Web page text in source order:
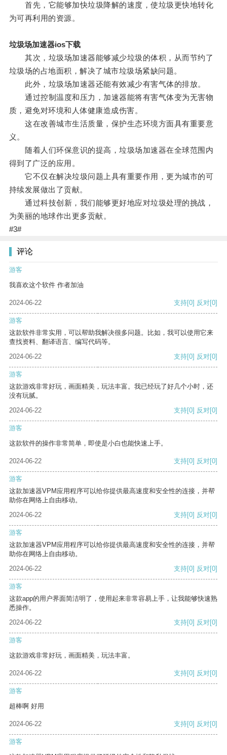
首先，它能够加快垃圾降解的速度，使垃圾更快地转化
为可再利用的资源。
垃圾场加速器ios下载
其次，垃圾场加速器能够减少垃圾的体积，从而节约了
垃圾场的占地面积，解决了城市垃圾场紧缺问题。
此外，垃圾场加速器还能有效减少有害气体的排放。
通过控制温度和压力，加速器能将有害气体变为无害物
质，避免对环境和人体健康造成伤害。
这在改善城市生活质量，保护生态环境方面具有重要意
义。
随着人们环保意识的提高，垃圾场加速器在全球范围内
得到了广泛的应用。
它不仅在解决垃圾问题上具有重要作用，更为城市的可
持续发展做出了贡献。
通过科技创新，我们能够更好地应对垃圾处理的挑战，
为美丽的地球作出更多贡献。
#3#
评论
游客
我喜欢这个软件 作者加油
2024-06-22 支持[0] 反对[0]
游客
这款软件非常实用，可以帮助我解决很多问题。比如，我可以使用它来
查找资料、翻译语言、编写代码等。
2024-06-22
支持[0] 反对[0]
游客
这款游戏非常好玩，画面精美，玩法丰富。我已经玩了好几个小时，还
没有玩腻。
2024-06-22
支持[0] 反对[0]
游客
这款软件的操作非常简单，即使是小白也能快速上手。
2024-06-22 支持[0] 反对[0]
游客
这款加速器VPM应用程序可以给你提供最高速度和安全性的连接，并帮
助你在网络上自由移动。
2024-06-22
支持[0] 反对[0]
游客
这款加速器VPM应用程序可以给你提供最高速度和安全性的连接，并帮
助你在网络上自由移动。
2024-06-22
支持[0] 反对[0]
游客
这款app的用户界面简洁明了，使用起来非常容易上手，让我能够快速熟
悉操作。
2024-06-22
支持[0] 反对[0]
游客
这款游戏非常好玩，画面精美，玩法丰富。
2024-06-22 支持[0] 反对[0]
游客
超棒啊 好用
2024-06-22 支持[0] 反对[0]
游客